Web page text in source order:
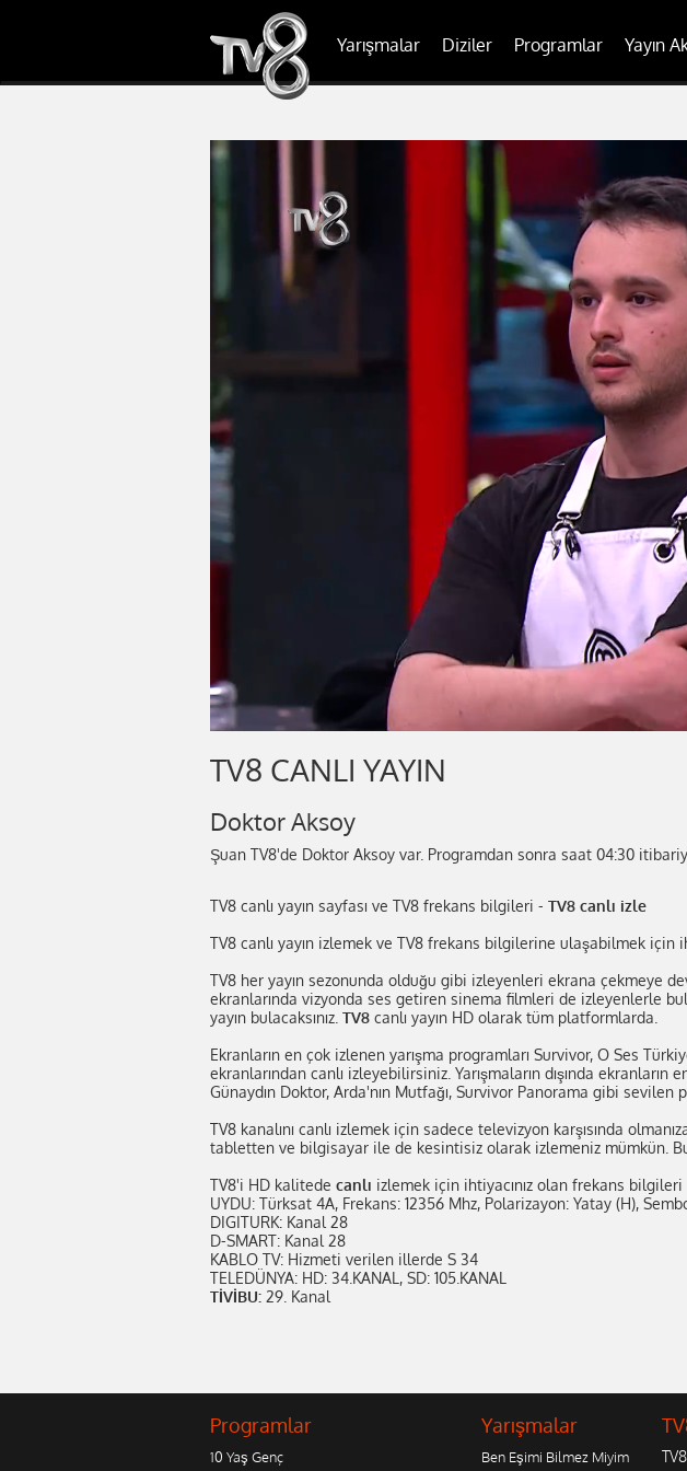
Yarışmalar Diziler Programlar Yayın
TV8 CANLI YAYIN
Doktor Aksoy
Şuan TV8'de Doktor Aksoy var. Programdan sonra saat 04:30
TV8 canlı yayın sayfası ve TV8 frekans bilgileri - TV8 canlı izle
TV8 canlı yayın izlemek ve TV8 frekans bilgilerine ulaşabilmek için
TV8 her yayın sezonunda olduğu gibi izleyenleri ekrana çekmeye
ekranlarında vizyonda ses getiren sinema filmleri de izleyenlerle
yayın bulacaksınız. TV8 canlı yayın HD olarak tüm platformlarda.
Ekranların en çok izlenen yarışma programları Survivor, O Ses
ekranlarından canlı izleyebilirsiniz. Yarışmaların dışında
Günaydın Doktor, Arda'nın Mutfağı, Survivor Panorama gibi sevilen
TV8 kanalını canlı izlemek için sadece televizyon karşısında
tabletten ve bilgisayar ile de kesintisiz olarak izlemeniz mümkün.
TV8'i HD kalitede canlı izlemek için ihtiyacınız olan frekans bilgileri
UYDU: Türksat 4A, Frekans: 12356 Mhz, Polarizayon: Yatay (H),
DIGITURK: Kanal 28
D-SMART: Kanal 28
KABLO TV: Hizmeti verilen illerde S 34
TELEDÜNYA: HD: 34.KANAL, SD: 105.KANAL
TİVİBU: 29. Kanal
Programlar
10 Yaş Genç
Yarışmalar
Ben Eşimi Bilmez Miyim TV8